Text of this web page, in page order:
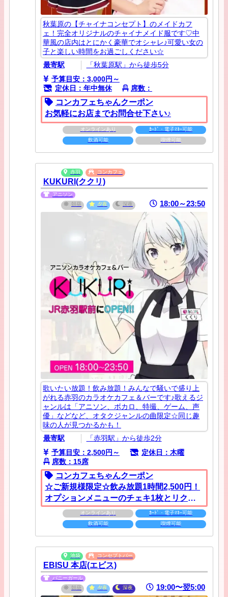
秋葉原の【チャイナコンセプト】のメイドカフ
ェ！完全オリジナルのチャイナメイド服です♡中
華風の店内はとにかく豪華でオシャレ♪可愛い女の
子と楽しい時間をお過ごしください☆
最寄駅
「秋葉原駅」から徒歩5分
予算目安：3,000円～
定休日：年中無休
席数：
コンカフェちゃんクーポン
お気軽にお店までお問合せ下さい♪
オンラインあり
ｶｰﾄﾞ・電子ﾏﾈｰ可能
飲酒可能
喫煙可能
赤羽 コンカフェ
KUKURI(ククリ)
アニソン
朝昼
夕夜 深夜 18:00～23:50
歌いたい放題！飲み放題！みんなで騒いで盛り上
がれる赤羽のカラオケカフェ＆バーです♪歌えるジ
ャンルは「アニソン、ボカロ、特撮、ゲーム、声
優」などなど、オタクジャンルの曲限定☆同じ趣
味の人が見つかるかも！
最寄駅
「赤羽駅」から徒歩2分
予算目安：2,500円～
定休日：木曜
席数：15席
コンカフェちゃんクーポン
☆ご新規様限定☆飲み放題1時間2,500円！
オプションメニューのチェキ1枚とリクエ
ストライブ1回がつくお得な料金でご案内
致します♪
オンラインあり
ｶｰﾄﾞ・電子ﾏﾈｰ可能
飲酒可能
喫煙可能
池袋 コンセプトバー
EBISU 本店(エビス)
バニーガール
朝昼
夕夜 深夜 19:00〜翌5:00